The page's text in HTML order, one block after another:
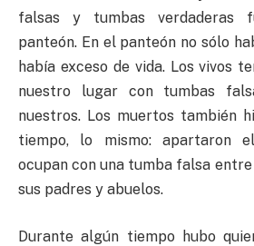
falsas y tumbas verdaderas
panteón. En el panteón no sólo
había exceso de vida. Los vivos
nuestro lugar con tumbas
nuestros. Los muertos también
tiempo, lo mismo: apartaron
ocupan con una tumba falsa entre
sus padres y abuelos.
Durante algún tiempo hubo